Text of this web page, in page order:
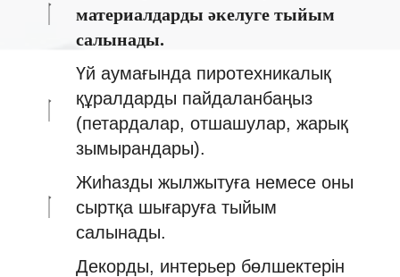
материалдарды әкелуге тыйым
салынады.
Үй аумағында пиротехникалық
құралдарды пайдаланбаңыз
(петардалар, отшашулар, жарық
зымырандары).
Жиһазды жылжытуға немесе оны
сыртқа шығаруға тыйым
салынады.
Декорды, интерьер бөлшектерін